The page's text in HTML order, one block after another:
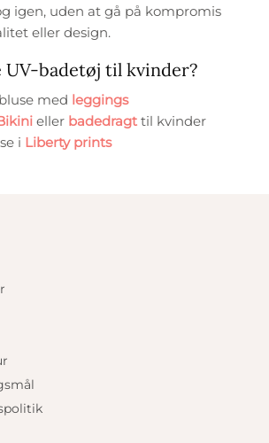
igen, uden at gå på kompromis
eller design.
UV-badetøj til kvinder?
med leggings
eller badedragt til kvinder
i Liberty prints